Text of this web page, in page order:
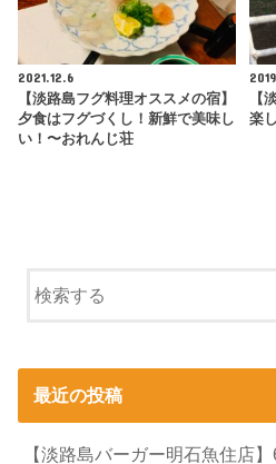
2021.12.6
【淡路島フグ料理オススメの宿】
夕食はフグづくし！新鮮で美味し
い！〜おれんじ荘
【
楽
最近の投稿
【淡路島バーガー明石魚住店